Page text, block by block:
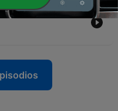
Jansen I De Eerste